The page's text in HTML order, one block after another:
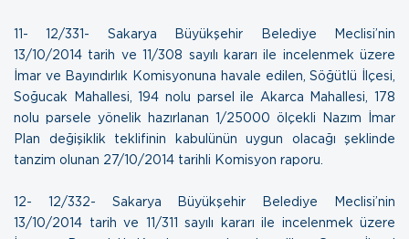
11- 12/331- Sakarya Büyükşehir Belediye Meclisi’nin
13/10/2014 tarih ve 11/308 sayılı kararı ile incelenmek üzere
İmar ve Bayındırlık Komisyonuna havale edilen, Söğütlü İlçesi,
Soğucak Mahallesi, 194 nolu parsel ile Akarca Mahallesi, 178
nolu parsele yönelik hazırlanan 1/25000 ölçekli Nazım İmar
Plan değişiklik teklifinin kabulünün uygun olacağı şeklinde
tanzim olunan 27/10/2014 tarihli Komisyon raporu.
12- 12/332- Sakarya Büyükşehir Belediye Meclisi’nin
13/10/2014 tarih ve 11/311 sayılı kararı ile incelenmek üzere